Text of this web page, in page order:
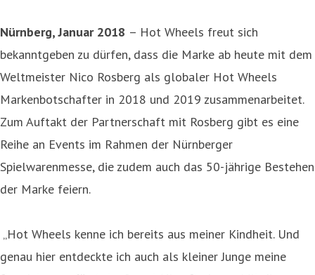
Nürnberg, Januar 2018 – Hot Wheels freut sich
bekanntgeben zu dürfen, dass die Marke ab heute mit dem
Weltmeister Nico Rosberg als globaler Hot Wheels
Markenbotschafter in 2018 und 2019 zusammenarbeitet.
Zum Auftakt der Partnerschaft mit Rosberg gibt es eine
Reihe an Events im Rahmen der Nürnberger
Spielwarenmesse, die zudem auch das 50-jährige Bestehen
der Marke feiern.
„Hot Wheels kenne ich bereits aus meiner Kindheit. Und
genau hier entdeckte ich auch als kleiner Junge meine